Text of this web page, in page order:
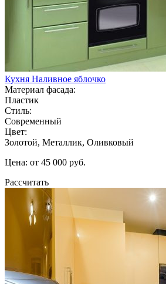
Кухня Наливное яблочко
Материал фасада:
Пластик
Стиль:
Современный
Цвет:
Золотой, Металлик, Оливковый
Цена: от 45 000 руб.
Рассчитать